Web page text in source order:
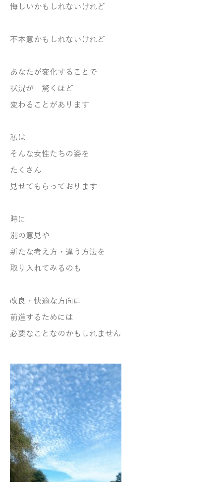
悔しいかもしれないけれど
不本意かもしれないけれど
あなたが変化することで
状況が 驚くほど
変わることがあります
私は
そんな女性たちの姿を
たくさん
見せてもらっております
時に
別の意見や
新たな考え方・違う方法を
取り入れてみるのも
改良・快適な方向に
前進するためには
必要なことなのかもしれません